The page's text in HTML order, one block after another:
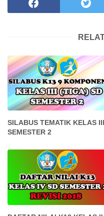
SILABUS TEMATIK KELAS III
SEMESTER 2